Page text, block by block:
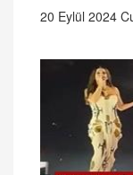
20 Eylül 2024